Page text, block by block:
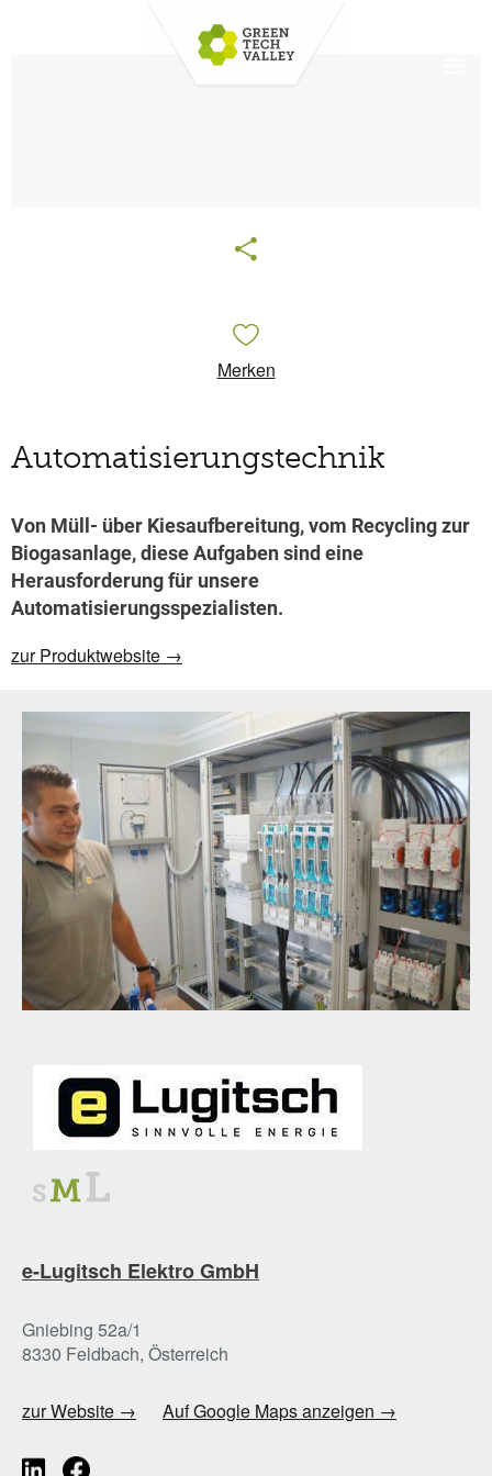
Merken
Automatisierungstechnik
Von Müll- über Kiesaufbereitung, vom Recycling zur
Biogasanlage, diese Aufgaben sind eine
Herausforderung für unsere
Automatisierungsspezialisten.
zur Produktwebsite →
e-Lugitsch Elektro GmbH
Gniebing 52a/1
8330 Feldbach, Österreich
zur Website → Auf Google Maps anzeigen →